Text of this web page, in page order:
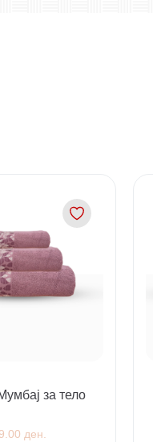
за тело
ден.